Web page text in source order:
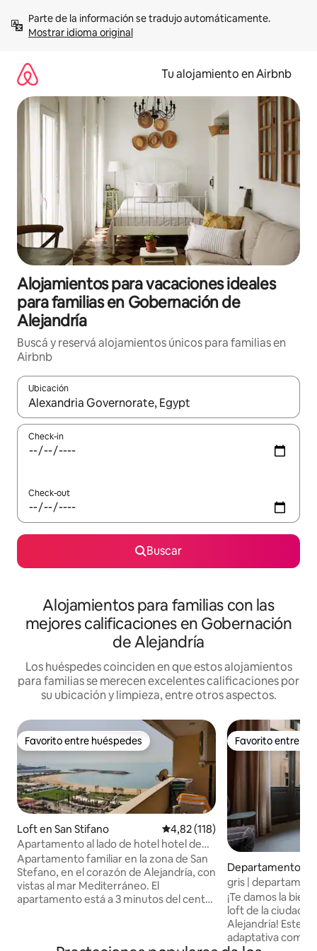
contenidoMostrar idioma original
Tu alojamiento en Airbnb
Alojamientos para vacaciones ideales
para familias en Gobernación de
Alejandría
Buscá y reservá alojamientos únicos para familias en
Airbnb
Ubicación
Cuando los resultados estén disponibles, navegá con las
Check-in
Check-out
Buscar
Alojamientos para familias con las
mejores calificaciones en Gobernación
de Alejandría
Los huéspedes coinciden en que estos alojamientos
para familias se merecen excelentes calificaciones por
su ubicación y limpieza, entre otros aspectos.
Favorito entre huéspedes
Favorito entre huéspedes
Loft en San Stifano Calificación promedio: 4,82 de
4,82 (118)
Apartamento al lado de hotel hotel de
temporada غرفتين للأزواج
Apartamento familiar en la zona de San
Stefano, en el corazón de Alejandría, con
vistas al mar Mediterráneo. El
apartamento está a 3 minutos del centro
Favorito entre
Favorito entre
Departamento en
h Sharq
gris |
Alexandria LV
¡Te damos la
loft de la ciudad
Alejandría! Este
adaptativa